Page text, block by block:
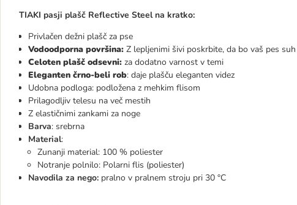
TIAKI pasji plašč Reflective Steel na kratko:
Privlačen dežni plašč za pse
Vodoodporna površina: Z lepljenimi šivi poskrbite, da bo vaš pes suh
Celoten plašč odsevni: za dodatno varnost v temi
Eleganten črno-beli rob: daje plašču eleganten videz
Udobna podloga: podložena z mehkim flisom
Prilagodljiv telesu na več mestih
Z elastičnimi zankami za noge
Barva: srebrna
Material:
Zunanji material: 100 % poliester
Notranje polnilo: Polarni flis (poliester)
Navodila za nego: pralno v pralnem stroju pri 30 °C